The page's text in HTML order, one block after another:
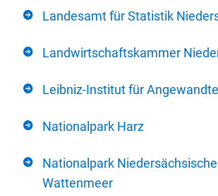
Landesamt für Statistik
Landwirtschaftskammer
Leibniz-Institut für
Nationalpark Harz
Nationalpark
Wattenmeer